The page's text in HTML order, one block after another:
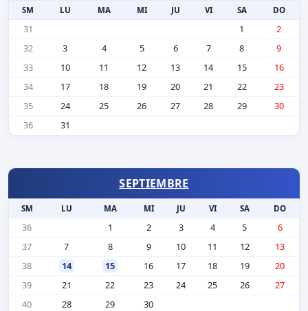
SM LU MA MI JU VI SA DO
31 1
2
32
3 4 5 6 7 8
9
33
10 11 12 13 14 15
16
34
17 18 19 20 21 22
23
35
24 25 26 27 28 29
30
36
31
SEPTIEMBRE
SM LU MA MI JU VI SA DO
36 1 2 3 4 5
6
37
7 8 9 10 11 12
13
38
14 15 16 17 18 19
20
39
21 22 23 24 25 26
27
40
28 29 30